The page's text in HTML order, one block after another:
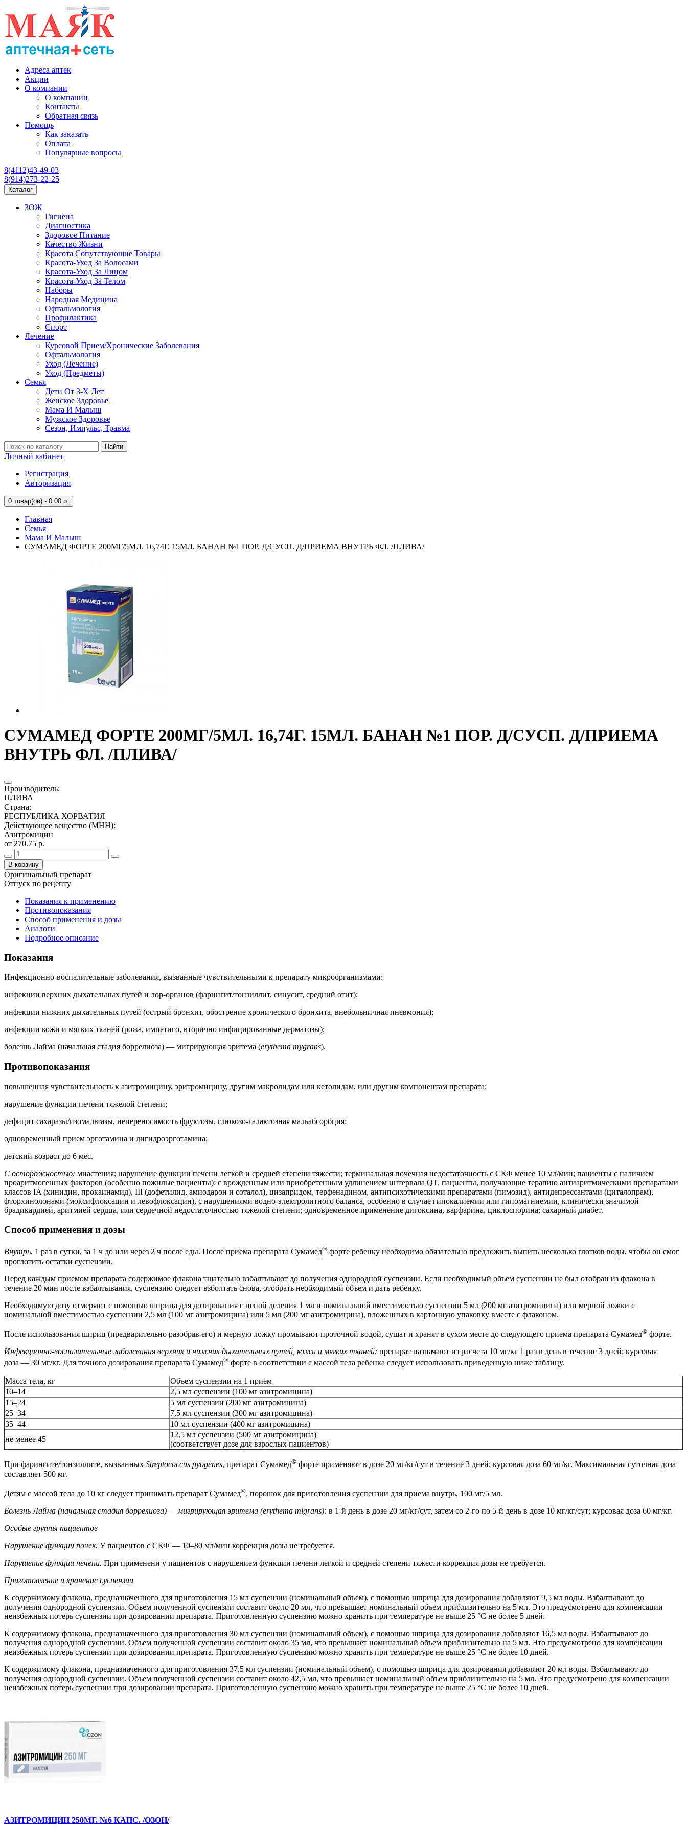
Адреса аптек
Акции
О компании
О компании
Контакты
Обратная связь
Помощь
Как заказать
Оплата
Популярные вопросы
8(4112)43-49-03
8(914)273-22-25
Каталог
ЗОЖ
Гигиена
Диагностика
Здоровое Питание
Качество Жизни
Красота Сопутствующие Товары
Красота-Уход За Волосами
Красота-Уход За Лицом
Красота-Уход За Телом
Наборы
Народная Медицина
Офтальмология
Профилактика
Спорт
Лечение
Курсовой Прием/Хронические Заболевания
Офтальмология
Уход (Лечение)
Уход (Предметы)
Семья
Дети От 3-Х Лет
Женское Здоровье
Мама И Малыш
Мужское Здоровье
Сезон, Импульс, Травма
Найти
Личный кабинет
Регистрация
Авторизация
0 товар(ов) - 0.00 р.
Главная
Семья
Мама И Малыш
СУМАМЕД ФОРТЕ 200МГ/5МЛ. 16,74Г. 15МЛ. БАНАН №1 ПОР. Д/СУСП. Д/ПРИЕМА ВНУТРЬ ФЛ. /ПЛИВА/
СУМАМЕД ФОРТЕ 200МГ/5МЛ. 16,74Г. 15МЛ. БАНАН №1 ПОР. Д/СУСП. Д/ПРИЕМА
ВНУТРЬ ФЛ. /ПЛИВА/
Производитель:
ПЛИВА
Страна:
РЕСПУБЛИКА ХОРВАТИЯ
Действующее вещество (МНН):
Азитромицин
от 270.75 р.
В корзину
Оригинальный препарат
Отпуск по рецепту
Показания к применению
Противопоказания
Способ применения и дозы
Аналоги
Подробное описание
Показания
Инфекционно-воспалительные заболевания, вызванные чувствительными к препарату микроорганизмами:
инфекции верхних дыхательных путей и лор-органов (фарингит/тонзиллит, синусит, средний отит);
инфекции нижних дыхательных путей (острый бронхит, обострение хронического бронхита, внебольничная пневмония);
инфекции кожи и мягких тканей (рожа, импетиго, вторично инфицированные дерматозы);
болезнь Лайма (начальная стадия боррелиоза) — мигрирующая эритема (erythema mygrans).
Противопоказания
повышенная чувствительность к азитромицину, эритромицину, другим макролидам или кетолидам, или другим компонентам препарата;
нарушение функции печени тяжелой степени;
дефицит сахаразы/изомальтазы, непереносимость фруктозы, глюкозо-галактозная мальабсорбция;
одновременный прием эрготамина и дигидроэрготамина;
детский возраст до 6 мес.
С осторожностью: миастения; нарушение функции печени легкой и средней степени тяжести; терминальная почечная недостаточность с СКФ менее 10 мл/мин; пациенты с наличием
проаритмогенных факторов (особенно пожилые пациенты): с врожденным или приобретенным удлинением интервала QT, пациенты, получающие терапию антиаритмическими препаратами
классов IA (хинидин, прокаинамид), III (дофетилид, амиодарон и соталол), цизапридом, терфенадином, антипсихотическими препаратами (пимозид), антидепрессантами (циталопрам),
фторхинолонами (моксифлоксацин и левофлоксацин), с нарушениями водно-электролитного баланса, особенно в случае гипокалиемии или гипомагниемии, клинически значимой
брадикардией, аритмией сердца, или сердечной недостаточностью тяжелой степени; одновременное применение дигоксина, варфарина, циклоспорина; сахарный диабет.
Способ применения и дозы
Внутрь, 1 раз в сутки, за 1 ч до или через 2 ч после еды. После приема препарата Сумамед® форте ребенку необходимо обязательно предложить выпить несколько глотков воды, чтобы он смог
проглотить остатки суспензии.
Перед каждым приемом препарата содержимое флакона тщательно взбалтывают до получения однородной суспензии. Если необходимый объем суспензии не был отобран из флакона в
течение 20 мин после взбалтывания, суспензию следует взболтать снова, отобрать необходимый объем и дать ребенку.
Необходимую дозу отмеряют с помощью шприца для дозирования с ценой деления 1 мл и номинальной вместимостью суспензии 5 мл (200 мг азитромицина) или мерной ложки с
номинальной вместимостью суспензии 2,5 мл (100 мг азитромицина) или 5 мл (200 мг азитромицина), вложенных в картонную упаковку вместе с флаконом.
После использования шприц (предварительно разобрав его) и мерную ложку промывают проточной водой, сушат и хранят в сухом месте до следующего приема препарата Сумамед® форте.
Инфекционно-воспалительные заболевания верхних и нижних дыхательных путей, кожи и мягких тканей: препарат назначают из расчета 10 мг/кг 1 раз в день в течение 3 дней; курсовая
доза — 30 мг/кг. Для точного дозирования препарата Сумамед® форте в соответствии с массой тела ребенка следует использовать приведенную ниже таблицу.
Масса тела, кг
Объем суспензии на 1 прием
10–14
2,5 мл суспензии (100 мг азитромицина)
15–24
5 мл суспензии (200 мг азитромицина)
25–34
7,5 мл суспензии (300 мг азитромицина)
35–44
10 мл суспензии (400 мг азитромицина)
не менее 45
12,5 мл суспензии (500 мг азитромицина)
(соответствует дозе для взрослых пациентов)
При фарингите/тонзиллите, вызванных Streptococcus pyogenes, препарат Сумамед® форте применяют в дозе 20 мг/кг/сут в течение 3 дней; курсовая доза 60 мг/кг. Максимальная суточная доза
составляет 500 мг.
Детям с массой тела до 10 кг следует принимать препарат Сумамед®, порошок для приготовления суспензии для приема внутрь, 100 мг/5 мл.
Болезнь Лайма (начальная стадия боррелиоза) — мигрирующая эритема (erythema migrans): в 1-й день в дозе 20 мг/кг/сут, затем со 2-го по 5-й день в дозе 10 мг/кг/сут; курсовая доза 60 мг/кг.
Особые группы пациентов
Нарушение функции почек. У пациентов с СКФ — 10–80 мл/мин коррекция дозы не требуется.
Нарушение функции печени. При применени у пациентов с нарушением функции печени легкой и средней степени тяжести коррекция дозы не требуется.
Приготовление и хранение суспензии
К содержимому флакона, предназначенного для приготовления 15 мл суспензии (номинальный объем), с помощью шприца для дозирования добавляют 9,5 мл воды. Взбалтывают до
получения однородной суспензии. Объем полученной суспензии составит около 20 мл, что превышает номинальный объем приблизительно на 5 мл. Это предусмотрено для компенсации
неизбежных потерь суспензии при дозировании препарата. Приготовленную суспензию можно хранить при температуре не выше 25 °C не более 5 дней.
К содержимому флакона, предназначенного для приготовления 30 мл суспензии (номинальный объем), с помощью шприца для дозирования добавляют 16,5 мл воды. Взбалтывают до
получения однородной суспензии. Объем полученной суспензии составит около 35 мл, что превышает номинальный объем приблизительно на 5 мл. Это предусмотрено для компенсации
неизбежных потерь суспензии при дозировании препарата. Приготовленную суспензию можно хранить при температуре не выше 25 °C не более 10 дней.
К содержимому флакона, предназначенного для приготовления 37,5 мл суспензии (номинальный объем), с помощью шприца для дозирования добавляют 20 мл воды. Взбалтывают до
получения однородной суспензии. Объем полученной суспензии составит около 42,5 мл, что превышает номинальный объем приблизительно на 5 мл. Это предусмотрено для компенсации
неизбежных потерь суспензии при дозировании препарата. Приготовленную суспензию можно хранить при температуре не выше 25 °C не более 10 дней.
АЗИТРОМИЦИН 250МГ. №6 КАПС. /ОЗОН/